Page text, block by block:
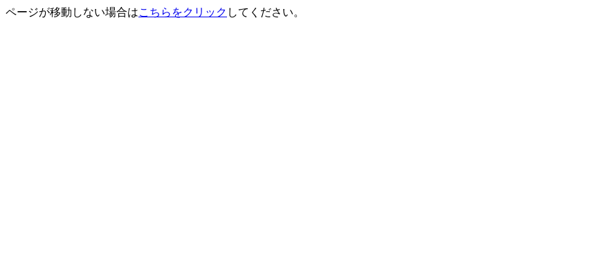
ページが移動しない場合はこちらをクリック してください。